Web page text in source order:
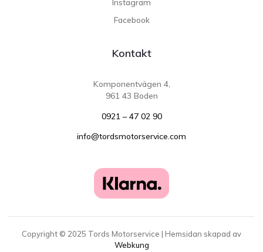
Instagram
Facebook
Kontakt
Komponentvägen 4,
961 43 Boden
0921 – 47 02 90
info@tordsmotorservice.com
Copyright © 2025 Tords Motorservice | Hemsidan skapad av
Webkung